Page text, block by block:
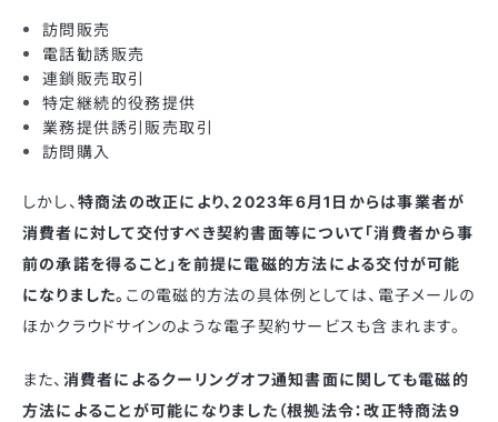
訪問販売
電話勧誘販売
連鎖販売取引
特定継続的役務提供
業務提供誘引販売取引
訪問購入
しかし、 特商法の改正により、2023年6月1日からは事業者が
消費者に対して交付すべき契約書面等について「消費者から事
前の承諾を得ること」を前提に電磁的方法による交付が可能
になりました。 この電磁的方法の具体例としては、電子メールの
ほかクラウドサインのような電子契約サービスも含まれます。
また、 消費者によるクーリングオフ通知書面に関しても電磁的
方法によることが可能になりました（根拠法令：改正特商法9